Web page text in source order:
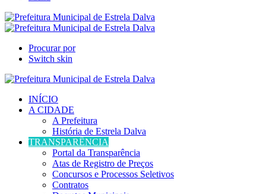
Procurar por
Switch skin
INÍCIO
A CIDADE
A Prefeitura
História de Estrela Dalva
TRANSPARÊNCIA
Portal da Transparência
Atas de Registro de Preços
Concursos e Processos Seletivos
Contratos